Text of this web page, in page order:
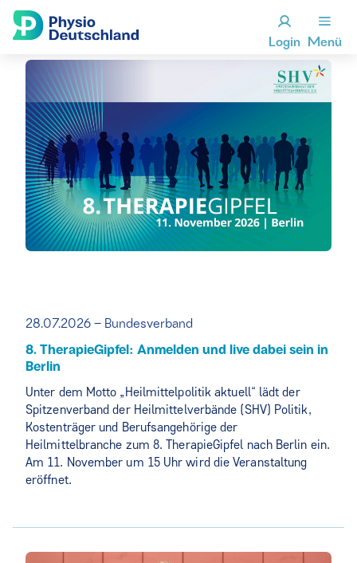
Login Menü
28.07.2026 – Bundesverband
8. TherapieGipfel: Anmelden und live dabei sein in
Berlin
Unter dem Motto „Heilmittelpolitik aktuell“ lädt der
Spitzenverband der Heilmittelverbände (SHV) Politik,
Kostenträger und Berufsangehörige der
Heilmittelbranche zum 8. TherapieGipfel nach Berlin ein.
Am 11. November um 15 Uhr wird die Veranstaltung
eröffnet.